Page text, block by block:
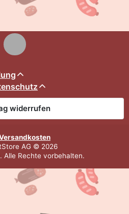
widerrufen
AG © 2026
Rechte vorbehalten.